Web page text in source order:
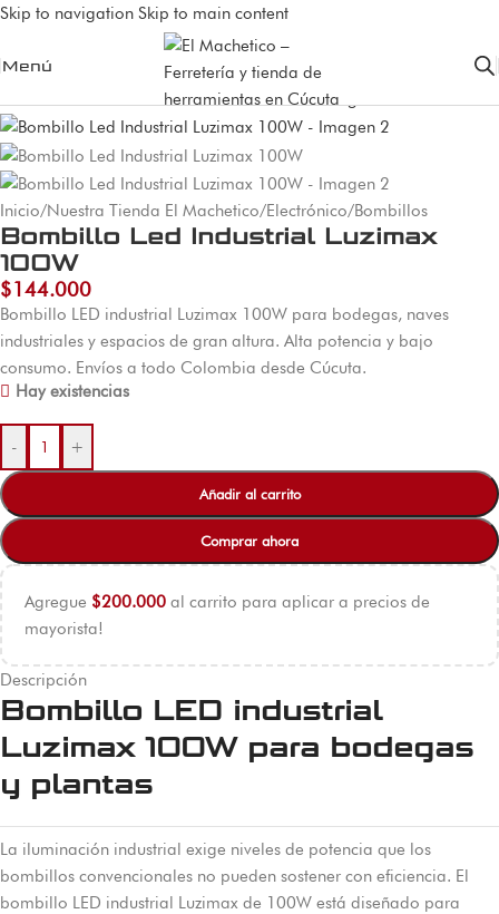
Skip to navigation Skip to main content
Menú
Inicio/Nuestra Tienda El Machetico/Electrónico/Bombillos
Bombillo Led Industrial Luzimax
100W
$144.000
Bombillo LED industrial Luzimax 100W para bodegas, naves
industriales y espacios de gran altura. Alta potencia y bajo
consumo. Envíos a todo Colombia desde Cúcuta.
Hay existencias
- +
Añadir al carrito
Comprar ahora
Agregue $200.000 al carrito para aplicar a precios de
mayorista!
Descripción
Bombillo LED industrial
Luzimax 100W para bodegas
y plantas
La iluminación industrial exige niveles de potencia que los
bombillos convencionales no pueden sostener con eficiencia. El
bombillo LED industrial Luzimax de 100W está diseñado para